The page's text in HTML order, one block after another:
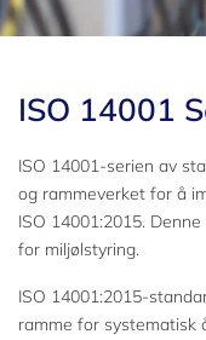
ISO 14001
ISO 14001-serien av
og rammeverket for å
ISO 14001:2015.
for miljølstyring.
ISO 14001:2015-
ramme for systematisk